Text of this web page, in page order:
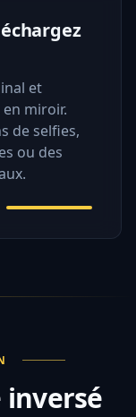
et
miroir.
de selfies,
ou des